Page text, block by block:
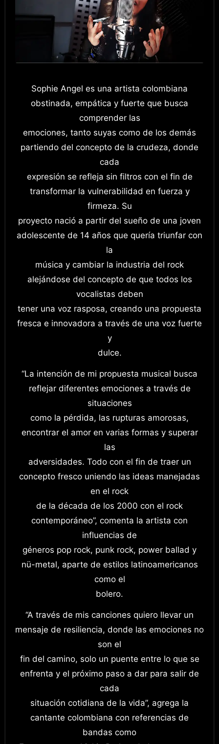
Sophie Angel es una artista colombiana
obstinada, empática y fuerte que busca
comprender las
emociones, tanto suyas como de los demás
partiendo del concepto de la crudeza, donde
cada
expresión se refleja sin filtros con el fin de
transformar la vulnerabilidad en fuerza y
firmeza. Su
proyecto nació a partir del sueño de una joven
adolescente de 14 años que quería triunfar con
la
música y cambiar la industria del rock
alejándose del concepto de que todos los
vocalistas deben
tener una voz rasposa, creando una propuesta
fresca e innovadora a través de una voz fuerte
y
dulce.
“La intención de mi propuesta musical busca
reflejar diferentes emociones a través de
situaciones
como la pérdida, las rupturas amorosas,
encontrar el amor en varias formas y superar
las
adversidades. Todo con el fin de traer un
concepto fresco uniendo las ideas manejadas
en el rock
de la década de los 2000 con el rock
contemporáneo”, comenta la artista con
influencias de
géneros pop rock, punk rock, power ballad y
nü-metal, aparte de estilos latinoamericanos
como el
bolero.
“A través de mis canciones quiero llevar un
mensaje de resiliencia, donde las emociones no
son el
fin del camino, solo un puente entre lo que se
enfrenta y el próximo paso a dar para salir de
cada
situación cotidiana de la vida”, agrega la
cantante colombiana con referencias de
bandas como